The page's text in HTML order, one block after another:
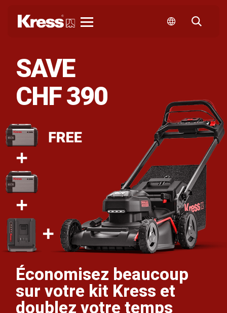
Économisez beaucoup
sur votre kit Kress et
doublez votre temps
SAVE
CHF 390